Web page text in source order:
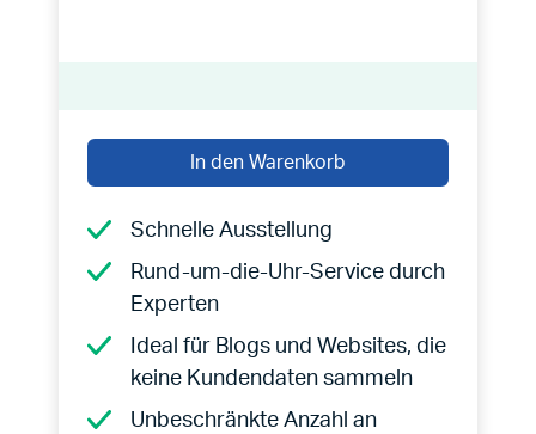
In den Warenkorb
Schnelle Ausstellung
Rund-um-die-Uhr-Service durch
Experten
Ideal für Blogs und Websites, die
keine Kundendaten sammeln
Unbeschränkte Anzahl an